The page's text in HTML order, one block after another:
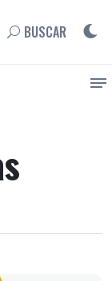
BUSCAR